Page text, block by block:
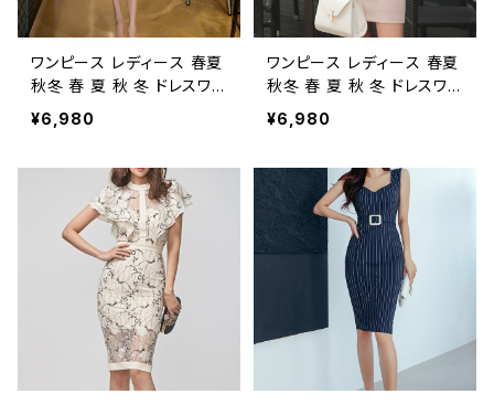
ドレス ナイトワンピ 上品 ベ
ージュ 大人 カジュアル 10
代 20代 30代 40代 C-OS
S0109
ス ナイトドレス ナイトワンピ
上品 ブラック 大人 カジュ
アル 10代 20代 30代 40
代 C-OSS0108
ワンピース レディース 春夏
秋冬 春 夏 秋 冬 ドレスワン
ピース ドレス タイトワンピ
ース ひざ丈 タイトドレス ミ
プリント ラップワンピース O
L スリット きれいめ タイトド
レスワンピース お呼ばれ 韓
国 ファッション オフィスカ
ジュアル 韓国風 キャバドレ
ス ナイトドレス ナイトワンピ
上品 ネイビー 大人 カジュ
アル 10代 20代 30代 40
代 C-OSS0071
¥6,980
ワンピース レディース 春夏
秋冬 春 夏 秋 冬 ドレスワン
ピース ドレス ノースリーブ
ひざ丈 タイトワンピース OL
レス オフィススタイル タイ
トドレス お呼ばれ 韓国 ファ
ッション オフィスカジュアル
韓国風 キャバドレス ナイト
ドレス ナイトワンピ 上品 ベ
ージュ 大人 カジュアル 10
代 20代 30代 40代 C-OS
S0058
¥6,980